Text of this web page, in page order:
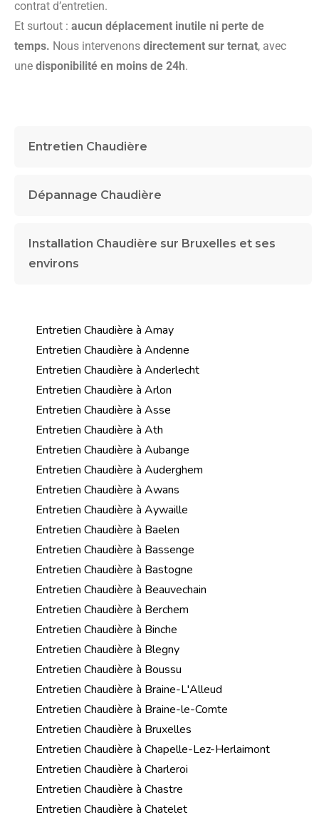
Entretien Chaudière
Dépannage Chaudière
Installation Chaudière sur Bruxelles et ses
environs
contrat d’entretien.
Et surtout : aucun déplacement inutile ni perte de
temps. Nous intervenons directement sur ternat, avec
une disponibilité en moins de 24h.
Entretien Chaudière à Amay
Entretien Chaudière à Andenne
Entretien Chaudière à Anderlecht
Entretien Chaudière à Arlon
Entretien Chaudière à Asse
Entretien Chaudière à Ath
Entretien Chaudière à Aubange
Entretien Chaudière à Auderghem
Entretien Chaudière à Awans
Entretien Chaudière à Aywaille
Entretien Chaudière à Baelen
Entretien Chaudière à Bassenge
Entretien Chaudière à Bastogne
Entretien Chaudière à Beauvechain
Entretien Chaudière à Berchem
Entretien Chaudière à Binche
Entretien Chaudière à Blegny
Entretien Chaudière à Boussu
Entretien Chaudière à Braine-L'Alleud
Entretien Chaudière à Braine-le-Comte
Entretien Chaudière à Bruxelles
Entretien Chaudière à Chapelle-Lez-Herlaimont
Entretien Chaudière à Charleroi
Entretien Chaudière à Chastre
Entretien Chaudière à Chatelet